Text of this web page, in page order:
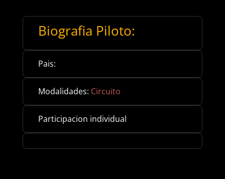
Biografia Piloto:
Pais:
Modalidades: Circuito
Participacion individual